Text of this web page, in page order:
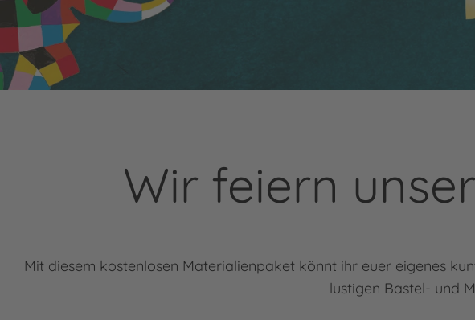
Wir feiern
Mit diesem kostenlosen Materialienpaket könnt ihr euer eigenes
lustigen Bastel- und